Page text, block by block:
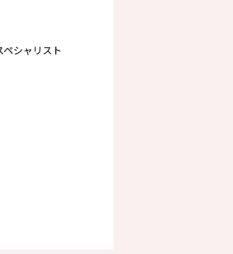
シャリスト